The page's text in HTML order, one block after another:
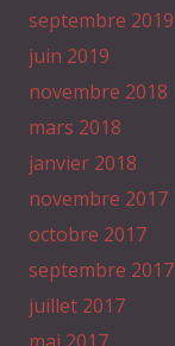
septembre 2019
juin 2019
novembre 2018
mars 2018
janvier 2018
novembre 2017
octobre 2017
septembre 2017
juillet 2017